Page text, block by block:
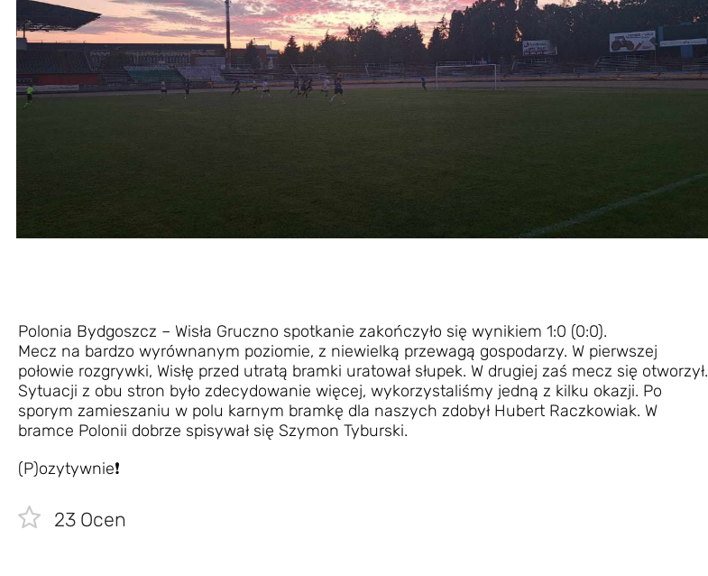
Polonia Bydgoszcz – Wisła Gruczno spotkanie zakończyło się wynikiem 1:0 (0:0).
Mecz na bardzo wyrównanym poziomie, z niewielką przewagą gospodarzy. W pierwszej
połowie rozgrywki, Wisłę przed utratą bramki uratował słupek. W drugiej zaś mecz się otworzył.
Sytuacji z obu stron było zdecydowanie więcej, wykorzystaliśmy jedną z kilku okazji. Po
sporym zamieszaniu w polu karnym bramkę dla naszych zdobył Hubert Raczkowiak. W
bramce Polonii dobrze spisywał się Szymon Tyburski.
(P)ozytywnie❗
23 Ocen